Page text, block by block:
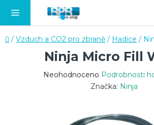
Domů
/ Vzduch a CO2 pro zbraně / Hadice /
Ninja Micro Fill
Průměrné
Neohodnoceno Podrobnosti
Značka: Ninja